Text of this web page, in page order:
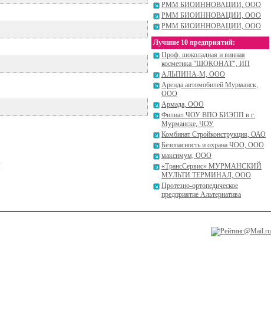
РММ БИОИННОВАЦИИ, ООО
РММ БИОИННОВАЦИИ, ООО
РММ БИОИННОВАЦИИ, ООО
Лучшие 10 предприятий:
Проф. шоколадная и винная
косметика "ШОКОНАТ", ИП
АЛЬПИНА-М, ООО
Аренда автомобилей Мурманск,
ООО
Армада, ООО
Филиал ЧОУ ВПО БИЭПП в г.
Мурманске, ЧОУ
Комбинат Стройконструкция, ОАО
Безопасность и охрана ЧОО, ООО
максимум, ООО
«ТрансСервис» МУРМАНСКИЙ
МУЛЬТИ ТЕРМИНАЛ, ООО
Протезно-ортопедическое
предприятие Альтернатива